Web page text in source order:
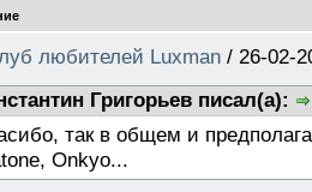
любителей Luxman / 26-02-
Григорьев писал(а):
так в общем и
Onkyo...